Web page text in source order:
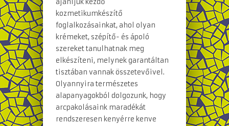
ajánljuk kezdő
kozmetikumkészítő
foglalkozásainkat, ahol olyan
krémeket, szépítő- és ápoló
szereket tanulhatnak meg
elkészíteni, melynek garantáltan
tisztában vannak összetevőivel.
Olyannyira természetes
alapanyagokból dolgozunk, hogy
arcpakolásaink maradékát
rendszeresen kenyérre kenve